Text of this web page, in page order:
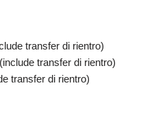
transfer di rientro)
transfer di rientro)
transfer di rientro)